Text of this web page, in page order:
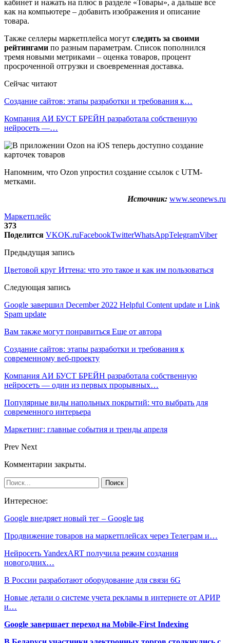
кабинет и нажать на плюс в разделе «Товары», а дальше все
как на компьютере – добавить изображения и описание
товара.
Также селлеры маркетплейса могут следить за своими
рейтингами по разным параметрам. Список пополнился
тремя новыми метриками – оценка товаров, процент
просроченной отгрузки и своевременная доставка.
Сейчас читают
Создание сайтов: этапы разработки и требования к…
Компания АИ БУСТ БРЕЙН разработала собственную
нейросеть —…
Напомним, что Ozon упростил создание ссылок с UTM-
метками.
Источник: www.seonews.ru
Маркетплейс
373
Поделится VKOK.ruFacebookTwitterWhatsAppTelegramViber
Предыдущая запись
Цветовой круг Иттена: что это такое и как им пользоваться
Следующая запись
Google завершил December 2022 Helpful Content update и Link
Spam update
Вам также могут понравиться Еще от автора
Создание сайтов: этапы разработки и требования к
современному веб-проекту
Компания АИ БУСТ БРЕЙН разработала собственную
нейросеть — один из первых прорывных…
Популярные виды напольных покрытий: что выбрать для
современного интерьера
Маркетинг: главные события и тренды апреля
Prev Next
Комментарии закрыты.
Интересное:
Google внедряет новый тег – Google tag
Продвижение товаров на маркетплейсах через Телеграм и…
Нейросеть YandexART получила режим создания
новогодних…
В России разработают оборудование для связи 6G
Новые детали о системе учета рекламы в интернете от АРИР
и…
Google завершает переход на Mobile-First Indexing